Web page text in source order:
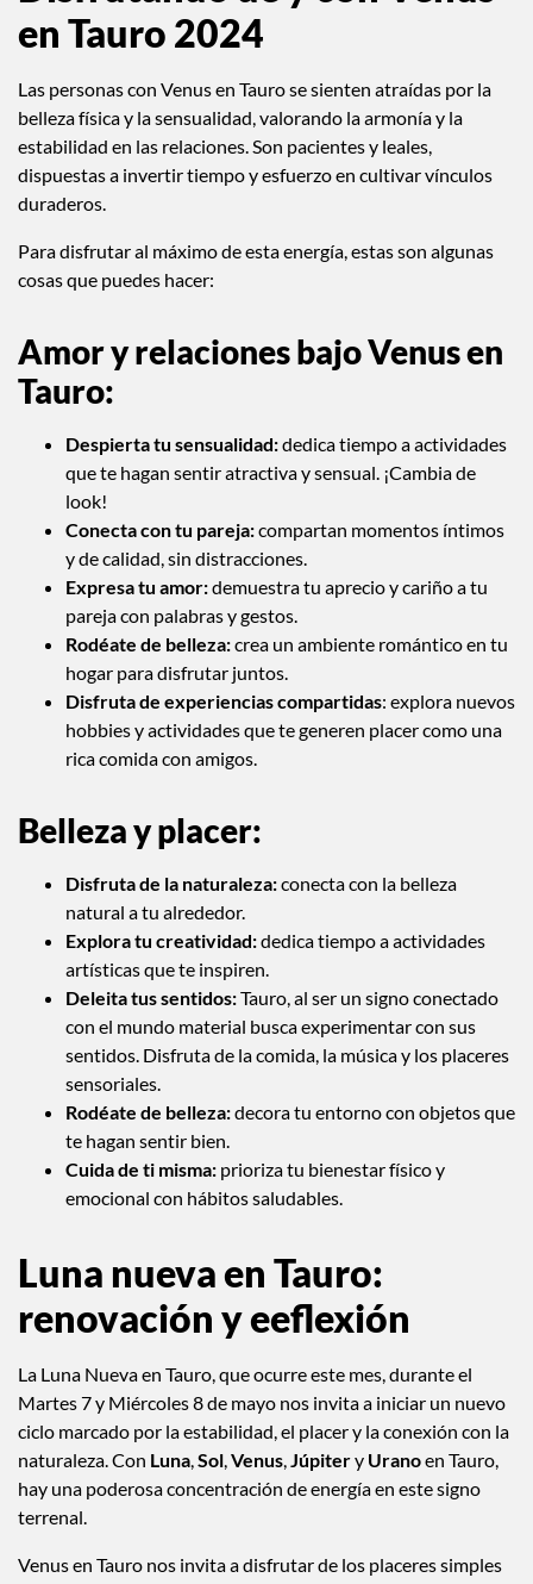
en Tauro 2024
Las personas con Venus en Tauro se sienten atraídas por la
belleza física y la sensualidad, valorando la armonía y la
estabilidad en las relaciones. Son pacientes y leales,
dispuestas a invertir tiempo y esfuerzo en cultivar vínculos
duraderos.
Para disfrutar al máximo de esta energía, estas son algunas
cosas que puedes hacer:
Amor y relaciones bajo Venus en
Tauro:
Despierta tu sensualidad:dedica tiempo a actividades
que te hagan sentir atractiva y sensual. ¡Cambia de
look!
Conecta con tu pareja:compartan momentos íntimos
y de calidad, sin distracciones.
Expresa tu amor:demuestra tu aprecio y cariño a tu
pareja con palabras y gestos.
Rodéate de belleza:crea un ambiente romántico en tu
hogar para disfrutar juntos.
Disfruta de experiencias compartidas: explora nuevos
hobbies y actividades que te generen placer como una
rica comida con amigos.
Belleza y placer:
Disfruta de la naturaleza:conecta con la belleza
natural a tu alrededor.
Explora tu creatividad:dedica tiempo a actividades
artísticas que te inspiren.
Deleita tus sentidos:Tauro, al ser un signo conectado
con el mundo material busca experimentar con sus
sentidos. Disfruta de la comida, la música y los placeres
sensoriales.
Rodéate de belleza:decora tu entorno con objetos que
te hagan sentir bien.
Cuida de ti misma: prioriza tu bienestar físico y
emocional con hábitos saludables.
Luna nueva en Tauro:
renovación y eeflexión
La Luna Nueva en Tauro, que ocurre este mes, durante el
Martes 7 y Miércoles 8 de mayo nos invita a iniciar un nuevo
ciclo marcado por la estabilidad, el placer y la conexión con la
naturaleza. Con Luna,Sol,Venus,Júpitery Uranoen Tauro,
hay una poderosa concentración de energía en este signo
terrenal.
Venus en Tauro nos invita a disfrutar de los placeres simples